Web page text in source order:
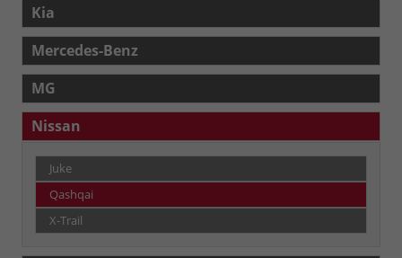
Kia
Mercedes-Benz
MG
Nissan
Juke
Qashqai
X-Trail